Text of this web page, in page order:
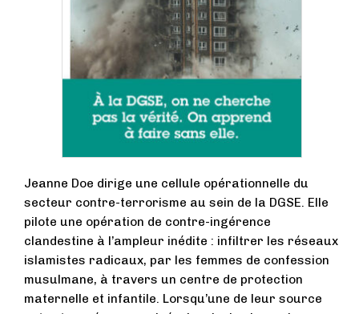
Jeanne Doe dirige une cellule opérationnelle du
secteur contre-terrorisme au sein de la DGSE. Elle
pilote une opération de contre-ingérence
clandestine à l’ampleur inédite : infiltrer les réseaux
islamistes radicaux, par les femmes de confession
musulmane, à travers un centre de protection
maternelle et infantile. Lorsqu’une de leur source